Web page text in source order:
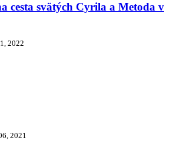
cesta svätých Cyrila a Metoda v
2022
2021